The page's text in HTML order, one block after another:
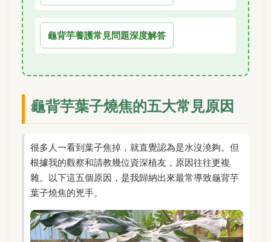
龜背芋養護常見問題深度解答
龜背芋葉子燒焦的五大常見原因
很多人一看到葉子焦掉，就直覺認為是水沒澆夠。但
根據我的觀察和請教幾位資深植友，原因往往更複
雜。以下這五個原因，是我歸納出來最常導致龜背芋
葉子燒焦的兇手。